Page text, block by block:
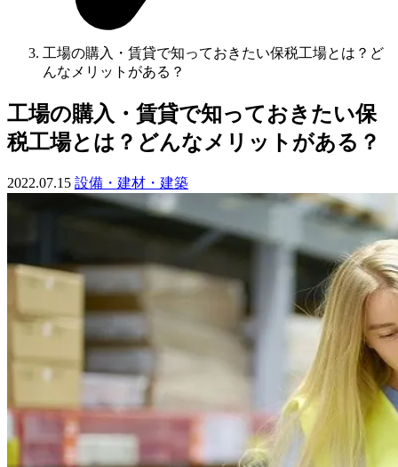
工場の購入・賃貸で知っておきたい保税工場とは？ど
んなメリットがある？
工場の購入・賃貸で知っておきたい保
税工場とは？どんなメリットがある？
2022.07.15 設備・建材・建築